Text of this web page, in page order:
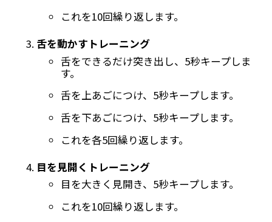
これを10回繰り返します。
舌を動かすトレーニング
舌をできるだけ突き出し、5秒キープしま
す。
舌を上あごにつけ、5秒キープします。
舌を下あごにつけ、5秒キープします。
これを各5回繰り返します。
目を見開くトレーニング
目を大きく見開き、5秒キープします。
これを10回繰り返します。